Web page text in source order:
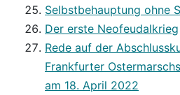
Selbstbehauptung ohne
Der erste Neofeudalkrieg
Rede auf der
Frankfurter
am 18. April 2022